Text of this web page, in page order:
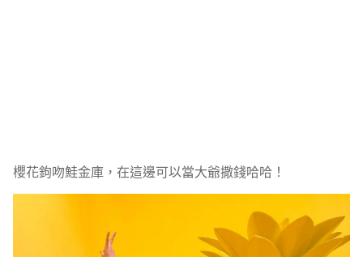
櫻花鉤吻鮭金庫，在這邊可以當大爺撒錢哈哈！